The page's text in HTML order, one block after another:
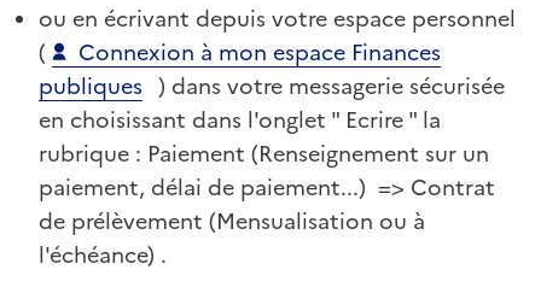
ou en écrivant depuis votre espace personnel
(
Connexion à mon espace Finances
publiques ) dans votre messagerie sécurisée
en choisissant dans l'onglet " Ecrire " la
rubrique : Paiement (Renseignement sur un
paiement, délai de paiement...) => Contrat
de prélèvement (Mensualisation ou à
l'échéance) .